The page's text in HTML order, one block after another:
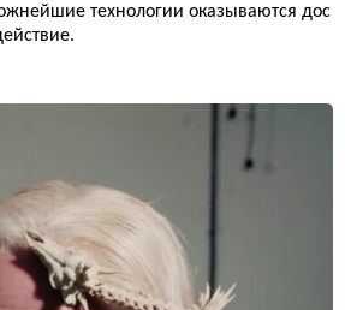
технологии оказываются дос